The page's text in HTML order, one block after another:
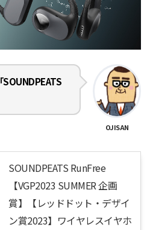
「SOUNDPEATS
OJISAN
SOUNDPEATS RunFree
【VGP2023 SUMMER 企画
賞】【レッドドット・デザイ
ン賞2023】ワイヤレスイヤホ